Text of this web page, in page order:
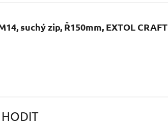
suchý zip, Ř150mm, EXTOL CRAFT